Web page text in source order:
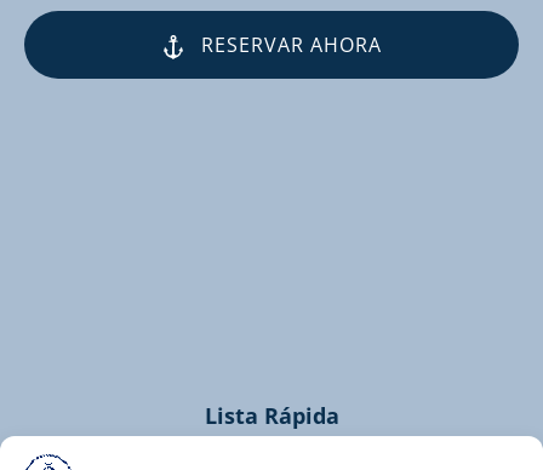
RESERVAR AHORA
Lista Rápida